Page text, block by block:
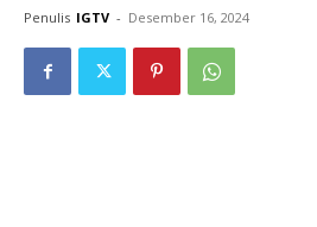
Penulis IGTV - Desember 16, 2024